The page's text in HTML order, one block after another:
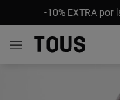
-10% EXTRA por